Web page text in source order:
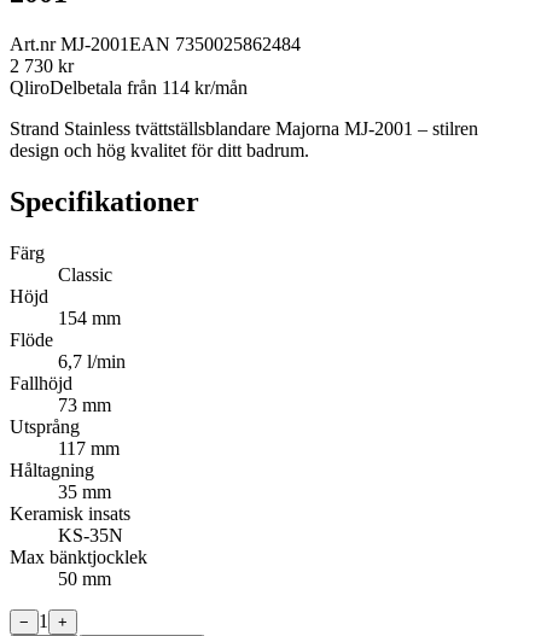
Art.nrMJ-2001EAN 7350025862484
2 730 kr
QliroDelbetala från 114 kr/mån
Strand Stainless tvättställsblandare Majorna MJ-2001 – stilren
design och hög kvalitet för ditt badrum.
Specifikationer
Färg
Classic
Höjd
154 mm
Flöde
6,7 l/min
Fallhöjd
73 mm
Utsprång
117 mm
Håltagning
35 mm
Keramisk insats
KS-35N
Max bänktjocklek
50 mm
− 1
+